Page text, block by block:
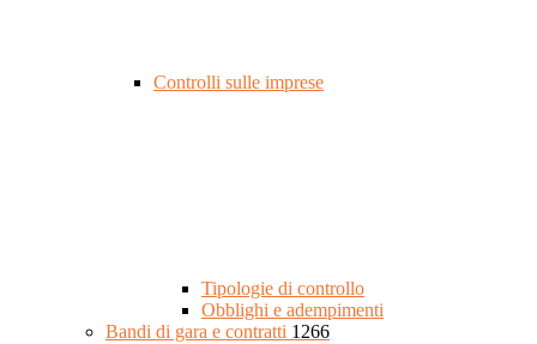
Controlli sulle imprese
Tipologie di controllo
Obblighi e adempimenti
Bandi di gara e contratti 1266